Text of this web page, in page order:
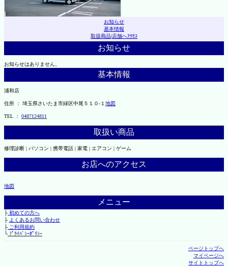
お知らせ
基本情報
取扱商品|店舗へｱｸｾｽ
お知らせ
お知らせはありません。
基本情報
浦和店
住所 ： 埼玉県さいたま市緑区中尾５１０-１ 地図
TEL ： 0487124811
取扱い商品
修理診断 | パソコン | 携帯電話 | 家電 | エアコン | ゲーム
お店へのアクセス
地図
メニュー
├初めての方へ
├ よくあるお問い合わせ
├ご利用規約
└ﾌﾟﾗｲﾊﾞｼｰﾎﾟﾘｼｰ
ページトップへ
マイページへ
サイトトップへ